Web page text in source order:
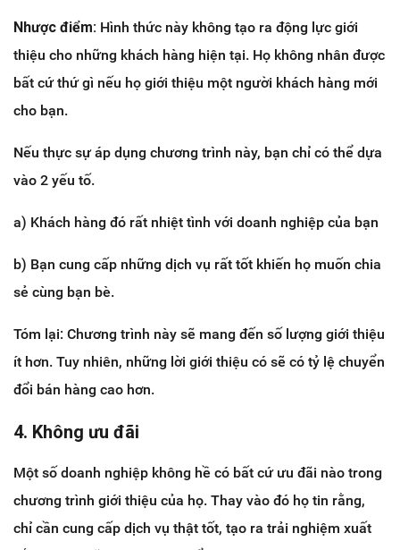
Nhược điểm: Hình thức này không tạo ra động lực giới
thiệu cho những khách hàng hiện tại. Họ không nhân được
bất cứ thứ gì nếu họ giới thiệu một người khách hàng mới
cho bạn.
Nếu thực sự áp dụng chương trình này, bạn chỉ có thể dựa
vào 2 yếu tố.
a) Khách hàng đó rất nhiệt tình với doanh nghiệp của bạn
b) Bạn cung cấp những dịch vụ rất tốt khiến họ muốn chia
sẻ cùng bạn bè.
Tóm lại: Chương trình này sẽ mang đến số lượng giới thiệu
ít hơn. Tuy nhiên, những lời giới thiệu có sẽ có tỷ lệ chuyển
đổi bán hàng cao hơn.
4. Không ưu đãi
Một số doanh nghiệp không hề có bất cứ ưu đãi nào trong
chương trình giới thiệu của họ. Thay vào đó họ tin rằng,
chỉ cần cung cấp dịch vụ thật tốt, tạo ra trải nghiệm xuất